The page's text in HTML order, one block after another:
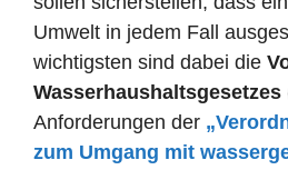
Umwelt in jedem Fall
wichtigsten sind dabei die
Wasserhaushaltsgesetzes
Anforderungen der
zum Umgang mit